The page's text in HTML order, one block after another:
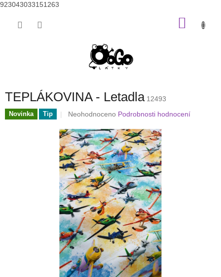
923043033151263
TEPLÁKOVINA - Letadla 12493
Novinka Tip
Průměrné
produktu
je
0,0
z
5
hvězdiček.
Neohodnoceno Podrobnosti hodnocení